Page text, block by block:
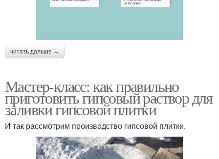
читать дальше →
Мастер-класс: как правильно
приготовить гипсовый раствор для
заливки гипсовой плитки
И так рассмотрим производство гипсовой плитки.